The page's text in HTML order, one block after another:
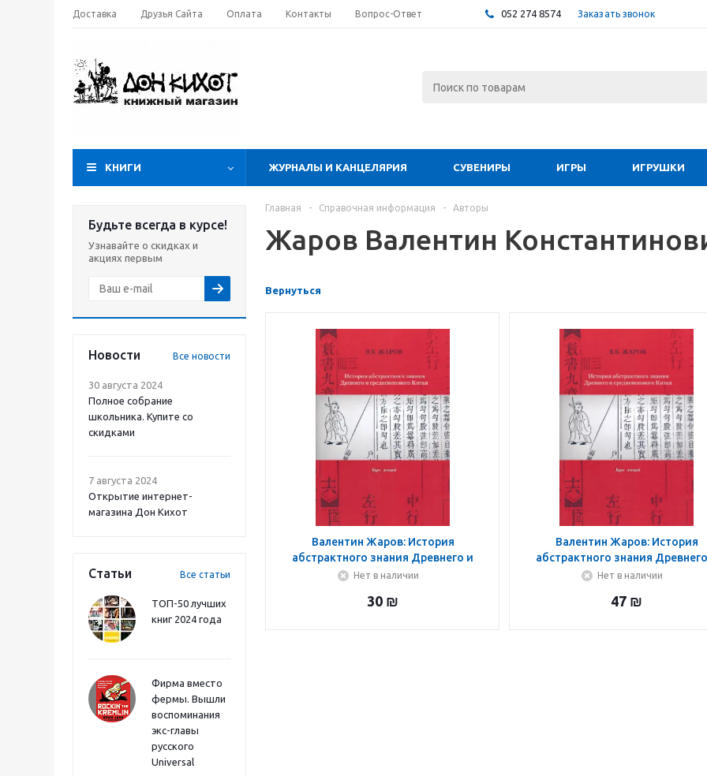
Доставка Друзья Сайта Оплата Контакты Вопрос-Ответ 052 274 8574 Заказать звонок
КНИГИ ЖУРНАЛЫ И КАНЦЕЛЯРИЯ СУВЕНИРЫ ИГРЫ ИГРУШКИ
Будьте всегда в курсе!
Узнавайте о скидках и
акциях первым
Новости Все новости
30 августа 2024
Полное собрание
школьника. Купите со
скидками
7 августа 2024
Открытие интернет-
магазина Дон Кихот
Статьи Все статьи
ТОП-50 лучших
книг 2024 года
Фирма вместо
фермы. Вышли
воспоминания
экс-главы
русского
Universal
Главная - Справочная информация - Авторы
Жаров Валентин
Вернуться
Валентин Жаров: История
абстрактного знания Древнего и
средневекового Китая. Курс лекций
Нет в наличии
30 ₪
Валентин Жаров: История
абстрактного знания
средневекового Китая. Курс
Нет в наличии
47 ₪